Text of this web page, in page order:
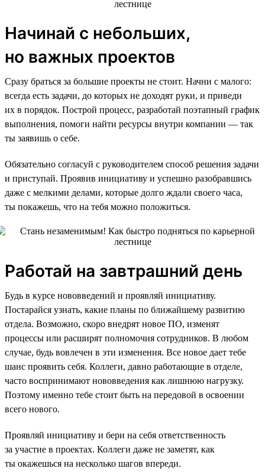
Начинай с небольших,
но важных проектов
Сразу браться за большие проекты не стоит. Начни с малого:
всегда есть задачи, до которых не доходят руки, и приведи
их в порядок. Построй процесс, разработай поэтапный график
выполнения, помоги найти ресурсы внутри компании — так
ты заявишь о себе.
Обязательно согласуй с руководителем способ решения задачи
и приступай. Проявив инициативу и успешно разобравшись
даже с мелкими делами, которые долго ждали своего часа,
ты покажешь, что на тебя можно положиться.
Работай на завтрашний день
Будь в курсе нововведений и проявляй инициативу.
Постарайся узнать, какие планы по ближайшему развитию
отдела. Возможно, скоро внедрят новое ПО, изменят
процессы или расширят полномочия сотрудников. В любом
случае, будь вовлечен в эти изменения. Все новое дает тебе
шанс проявить себя. Коллеги, давно работающие в отделе,
часто воспринимают нововведения как лишнюю нагрузку.
Поэтому именно тебе стоит быть на передовой в освоении
всего нового.
Проявляй инициативу и бери на себя ответственность
за участие в проектах. Коллеги даже не заметят, как
ты окажешься на несколько шагов впереди.